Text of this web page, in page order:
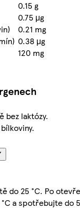
0.15 g
0.75 μg
0.21 mg
0.38 μg
120 mg
bez laktózy.
do 25 °C. Po
a spotřebujte do